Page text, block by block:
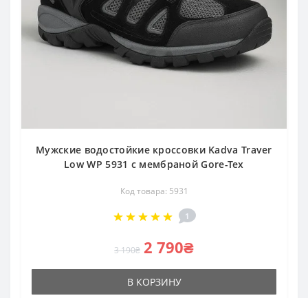
Мужские водостойкие кроссовки Kadva Traver
Low WP 5931 с мембраной Gore-Tex
Код товара: 5931
1
3 190₴ 2 790₴
В КОРЗИНУ